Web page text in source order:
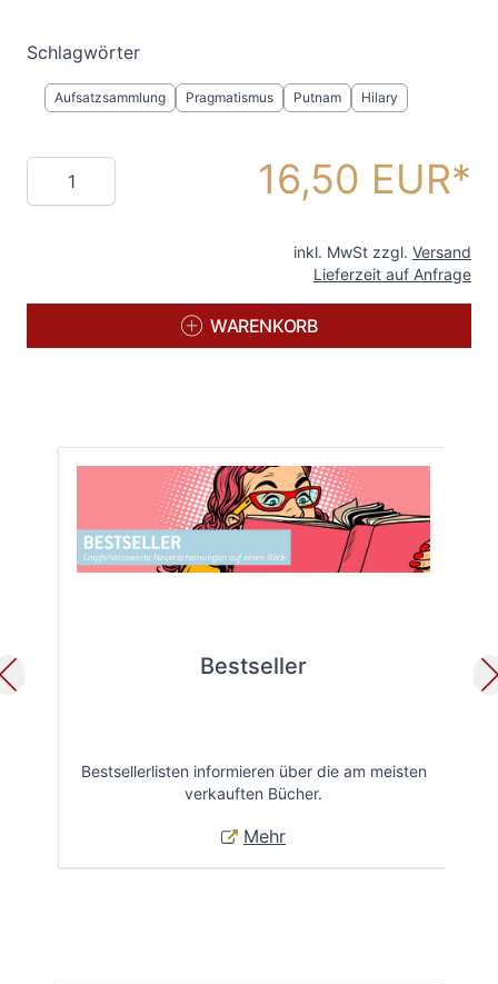
Schlagwörter
Aufsatzsammlung Pragmatismus Putnam Hilary
Menge 16,50 EUR
inkl. MwSt zzgl. Versand
Lieferzeit auf Anfrage
WARENKORB
Bestseller
Bestsellerlisten informieren über die am meisten
verkauften Bücher.
Mehr